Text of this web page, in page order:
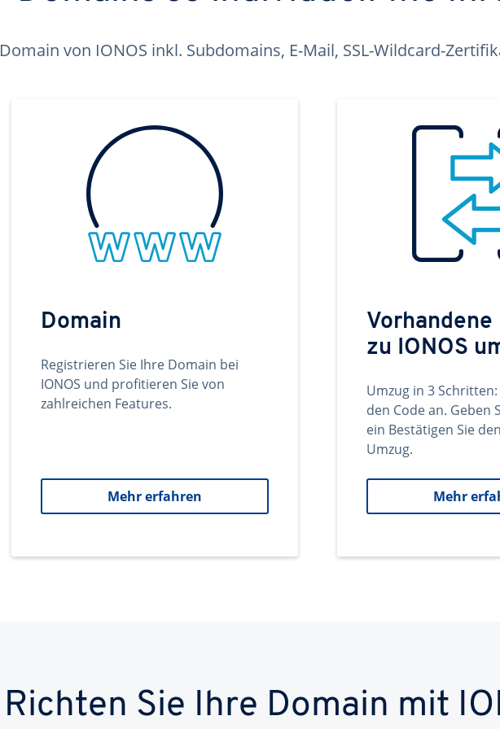
Domain von IONOS inkl. Subdomains, E-Mail, SSL-Wildcard-
Domain
Registrieren Sie Ihre Domain bei
IONOS und profitieren Sie von
zahlreichen Features.
Mehr erfahren
Vorhandene
zu IONOS
Umzug in 3
den Code an. Geben
ein Bestätigen Sie
Umzug.
Mehr
Richten Sie Ihre Domain mit